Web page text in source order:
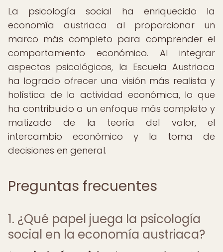
La psicología social ha enriquecido la
economía austriaca al proporcionar un
marco más completo para comprender el
comportamiento económico. Al integrar
aspectos psicológicos, la Escuela Austriaca
ha logrado ofrecer una visión más realista y
holística de la actividad económica, lo que
ha contribuido a un enfoque más completo y
matizado de la teoría del valor, el
intercambio económico y la toma de
decisiones en general.
Preguntas frecuentes
1. ¿Qué papel juega la psicología
social en la economía austriaca?